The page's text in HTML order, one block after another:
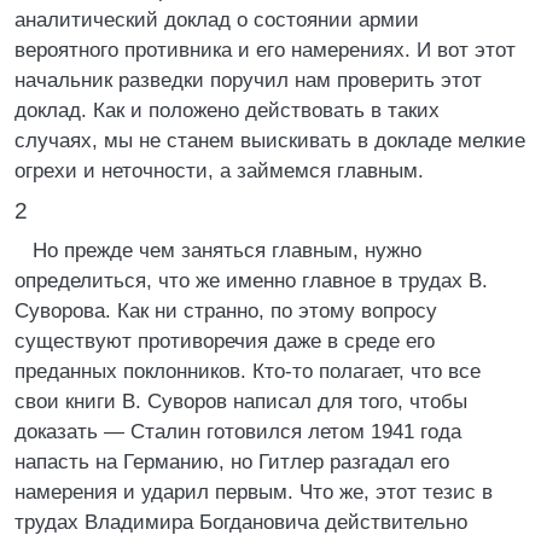
аналитический доклад о состоянии армии
вероятного противника и его намерениях. И вот этот
начальник разведки поручил нам проверить этот
доклад. Как и положено действовать в таких
случаях, мы не станем выискивать в докладе мелкие
огрехи и неточности, а займемся главным.
2
Но прежде чем заняться главным, нужно
определиться, что же именно главное в трудах В.
Суворова. Как ни странно, по этому вопросу
существуют противоречия даже в среде его
преданных поклонников. Кто-то полагает, что все
свои книги В. Суворов написал для того, чтобы
доказать — Сталин готовился летом 1941 года
напасть на Германию, но Гитлер разгадал его
намерения и ударил первым. Что же, этот тезис в
трудах Владимира Богдановича действительно